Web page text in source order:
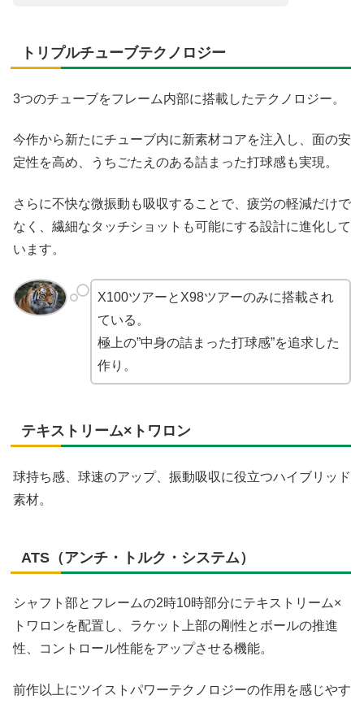
トリプルチューブテクノロジー
3つのチューブをフレーム内部に搭載したテクノロジー。
今作から新たにチューブ内に新素材コアを注入し、面の安
定性を高め、うちごたえのある詰まった打球感も実現。
さらに不快な微振動も吸収することで、疲労の軽減だけで
なく、繊細なタッチショットも可能にする設計に進化して
います。
X100ツアーとX98ツアーのみに搭載され
ている。
極上の”中身の詰まった打球感”を追求した
作り。
テキストリーム×トワロン
球持ち感、球速のアップ、振動吸収に役立つハイブリッド
素材。
ATS（アンチ・トルク・システム）
シャフト部とフレームの2時10時部分にテキストリーム×
トワロンを配置し、ラケット上部の剛性とボールの推進
性、コントロール性能をアップさせる機能。
前作以上にツイストパワーテクノロジーの作用を感じやす